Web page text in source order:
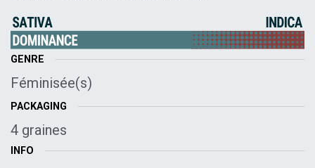
GENRE
Féminisée(s)
PACKAGING
4 graines
INFO